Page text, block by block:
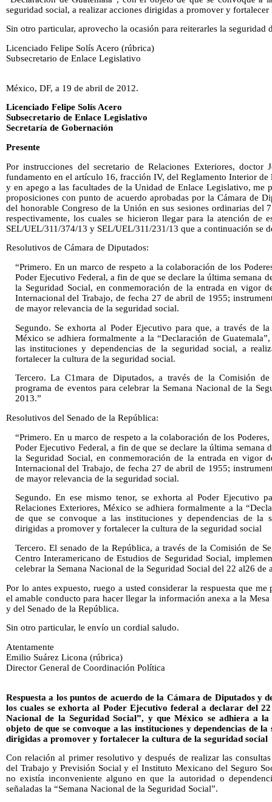
seguridad social, a realizar acciones dirigidas a promover y
Sin otro particular, aprovecho la ocasión para reiterarles la
Licenciado Felipe Solís Acero (rúbrica)
Subsecretario de Enlace Legislativo
México, DF, a 19 de abril de 2012.
Licenciado Felipe Solís Acero
Subsecretario de Enlace Legislativo
Secretaría de Gobernación
Presente
Por instrucciones del secretario de Relaciones Exteriores, doctor
fundamento en el artículo 16, fracción IV, del Reglamento Interior de
y en apego a las facultades de la Unidad de Enlace Legislativo, me
proposiciones con punto de acuerdo aprobadas por la Cámara de
del honorable Congreso de la Unión en sus sesiones ordinarias del
respectivamente, los cuales se hicieron llegar para la atención de
SEL/UEL/311/374/13 y SEL/UEL/311/231/13 que a continuación se
Resolutivos de Cámara de Diputados:
“Primero. En un marco de respeto a la colaboración de los
Poder Ejecutivo Federal, a fin de que se declare la última semana
la Seguridad Social, en conmemoración de la entrada en vigor
Internacional del Trabajo, de fecha 27 de abril de 1955;
de mayor relevancia de la seguridad social.
Segundo. Se exhorta al Poder Ejecutivo para que, a través de
México se adhiera formalmente a la “Declaración de
las instituciones y dependencias de la seguridad social, a
fortalecer la cultura de la seguridad social.
Tercero. La C1mara de Diputados, a través de la Comisión
programa de eventos para celebrar la Semana Nacional de la
2013.”
Resolutivos del Senado de la República:
“Primero. En u marco de respeto a la colaboración de los
Poder Ejecutivo Federal, a fin de que se declare la última semana
la Seguridad Social, en conmemoración de la entrada en vigor
Internacional del Trabajo, de fecha 27 de abril de 1955;
de mayor relevancia de la seguridad social.
Segundo. En ese mismo tenor, se exhorta al Poder Ejecutivo
Relaciones Exteriores, México se adhiera formalmente a la
de que se convoque a las instituciones y dependencias de la
dirigidas a promover y fortalecer la cultura de la seguridad social
Tercero. El senado de la República, a través de la Comisión de
Centro Interamericano de Estudios de Seguridad Social,
celebrar la Semana Nacional de la Seguridad Social del 22 al26 de
Por lo antes expuesto, ruego a usted considerar la respuesta que
el amable conducto para hacer llegar la información anexa a la
y del Senado de la República.
Sin otro particular, le envío un cordial saludo.
Atentamente
Emilio Suárez Licona (rúbrica)
Director General de Coordinación Política
Respuesta a los puntos de acuerdo de la Cámara de Diputados y
los cuales se exhorta al Poder Ejecutivo federal a declarar del
Nacional de la Seguridad Social”, y que México se adhiera a
objeto de que se convoque a las instituciones y dependencias de
dirigidas a promover y fortalecer la cultura de la seguridad social
Con relación al primer resolutivo y después de realizar las
del Trabajo y Previsión Social y el Instituto Mexicano del Seguro
no existía inconveniente alguno en que la autoridad o
señaladas la “Semana Nacional de la Seguridad Social”.